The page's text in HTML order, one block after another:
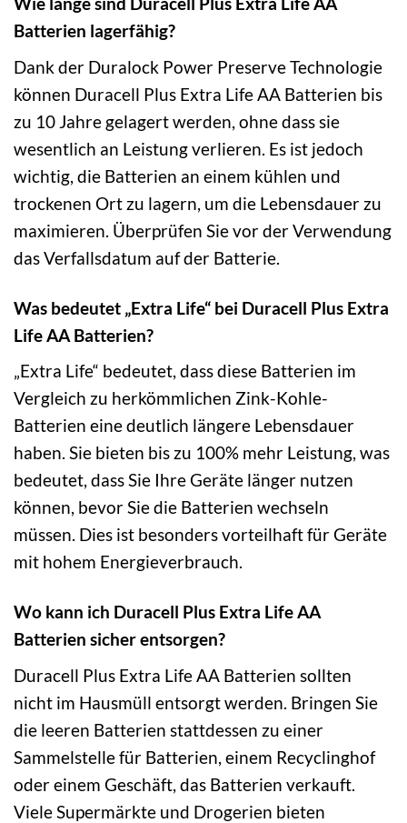
Batterien lagerfähig?
Dank der Duralock Power Preserve Technologie
können Duracell Plus Extra Life AA Batterien bis
zu 10 Jahre gelagert werden, ohne dass sie
wesentlich an Leistung verlieren. Es ist jedoch
wichtig, die Batterien an einem kühlen und
trockenen Ort zu lagern, um die Lebensdauer zu
maximieren. Überprüfen Sie vor der Verwendung
das Verfallsdatum auf der Batterie.
Was bedeutet „Extra Life“ bei Duracell Plus Extra
Life AA Batterien?
„Extra Life“ bedeutet, dass diese Batterien im
Vergleich zu herkömmlichen Zink-Kohle-
Batterien eine deutlich längere Lebensdauer
haben. Sie bieten bis zu 100% mehr Leistung, was
bedeutet, dass Sie Ihre Geräte länger nutzen
können, bevor Sie die Batterien wechseln
müssen. Dies ist besonders vorteilhaft für Geräte
mit hohem Energieverbrauch.
Wo kann ich Duracell Plus Extra Life AA
Batterien sicher entsorgen?
Duracell Plus Extra Life AA Batterien sollten
nicht im Hausmüll entsorgt werden. Bringen Sie
die leeren Batterien stattdessen zu einer
Sammelstelle für Batterien, einem Recyclinghof
oder einem Geschäft, das Batterien verkauft.
Viele Supermärkte und Drogerien bieten